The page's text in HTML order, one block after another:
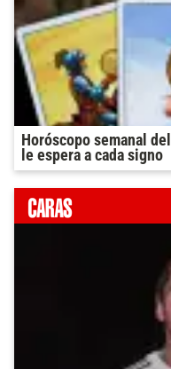
Horóscopo semanal
le espera a cada signo